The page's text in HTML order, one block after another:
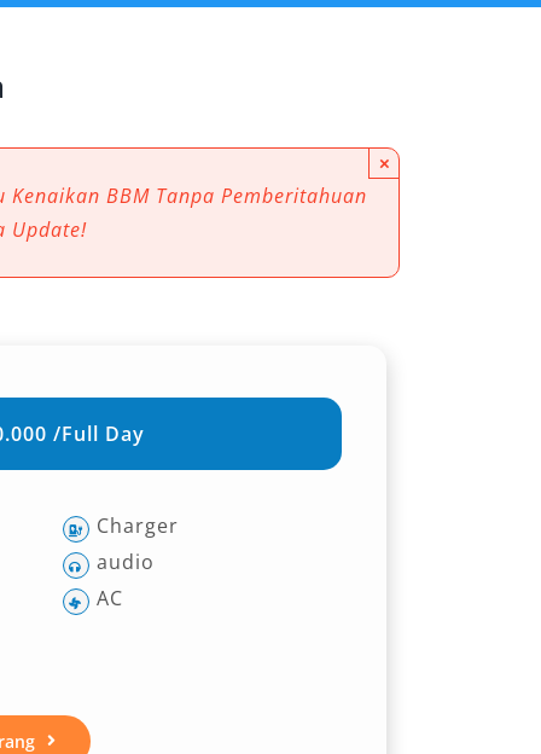
BBM Tanpa Pemberitahuan
Update!
×
/Full Day
Charger
audio
AC